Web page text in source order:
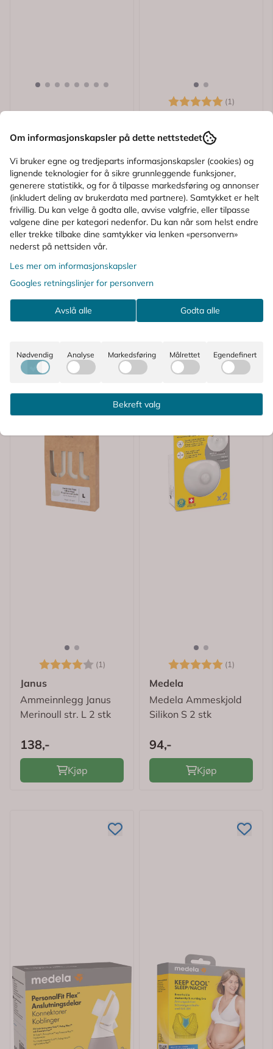
Medela Hands-free
Komplett Pumpesett 1
sett
581,-
Kjøp
Karakter: (1)
Medela Ultrapustende
73,-
Kjøp
Karakter: (1)
4.0 av 5 mulige
Janus
Ammeinnlegg Janus
Merinoull str. L 2 stk
138,-
Kjøp
Karakter: (1)
Medela
Medela Ammeskjold
Silikon S 2 stk
94,-
Kjøp
Om informasjonskapsler på dette nettstedet
Vi bruker egne og tredjeparts informasjonskapsler (cookies) og
lignende teknologier for å sikre grunnleggende funksjoner,
generere statistikk, og for å tilpasse markedsføring og annonser
(inkludert deling av brukerdata med partnere). Samtykket er helt
frivillig. Du kan velge å godta alle, avvise valgfrie, eller tilpasse
valgene dine per kategori nedenfor. Du kan når som helst endre
eller trekke tilbake dine samtykker via lenken «personvern»
nederst på nettsiden vår.
Les mer om informasjonskapsler
Googles retningslinjer for personvern
Avslå alle Godta alle
Nødvendig Analyse Markedsføring Målrettet Egendefinert
Bekreft valg